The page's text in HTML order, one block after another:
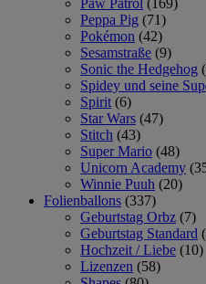
Peppa Pig (71)
Pokémon (42)
Sesamstraße (9)
Sonic the Hedgehog
Spidey und seine
Spirit (6)
Star Wars (47)
Stitch (43)
Super Mario (48)
Unicorn Academy
Winnie Puuh (20)
Folienballons (337)
Geburtstag Orbz (7)
Geburtstag Standard
Hochzeit / Liebe (10)
Lizenzen (58)